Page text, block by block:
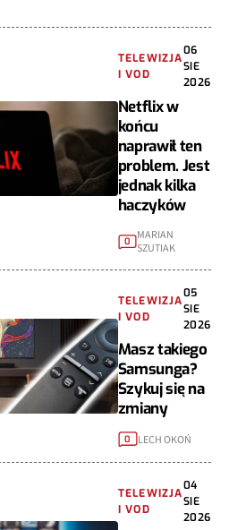
TELEWIZJA
I VOD
06
SIE
2026
Netflix w
końcu
naprawił ten
problem. Jest
jednak kilka
haczyków
0
MARIAN
SZUTIAK
TELEWIZJA
I VOD
05
SIE
2026
Masz takiego
Samsunga?
Szykuj się na
zmiany
0 LECH OKOŃ
TELEWIZJA
I VOD
04
SIE
2026